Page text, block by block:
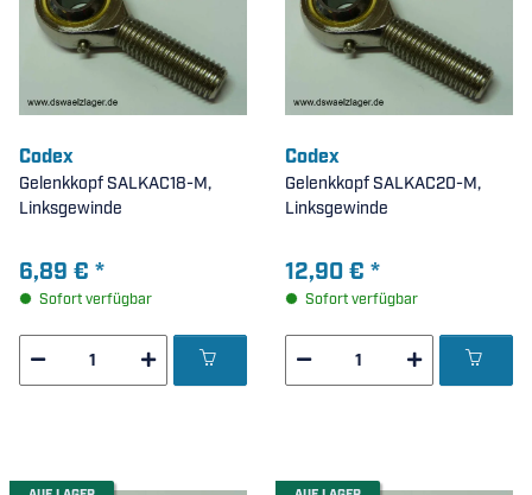
Codex
Gelenkkopf SALKAC18-M,
Linksgewinde
6,89 € *
Sofort verfügbar
Codex
Gelenkkopf SALKAC20-M,
Linksgewinde
12,90 € *
Sofort verfügbar